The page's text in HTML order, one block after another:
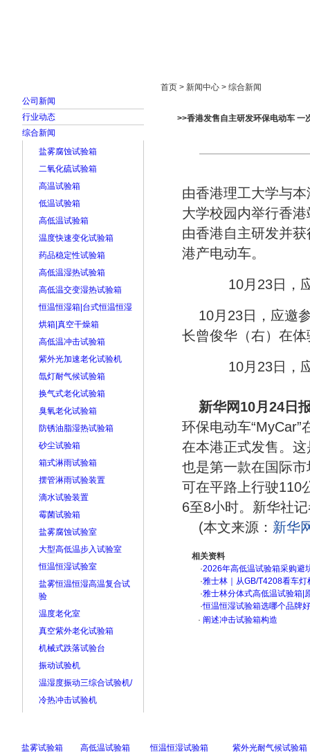
公司新闻
行业动态
综合新闻
盐雾腐蚀试验箱
二氧化硫试验箱
高温试验箱
低温试验箱
高低温试验箱
温度快速变化试验箱
药品稳定性试验箱
高低温湿热试验箱
高低温交变湿热试验箱
恒温恒湿箱|台式恒温恒湿
烘箱|真空干燥箱
高低温冲击试验箱
紫外光加速老化试验机
氙灯耐气候试验箱
换气式老化试验箱
臭氧老化试验箱
防锈油脂湿热试验箱
砂尘试验箱
箱式淋雨试验箱
摆管淋雨试验装置
滴水试验装置
霉菌试验箱
盐雾腐蚀试验室
大型高低温步入试验室
恒温恒湿试验室
盐雾恒温恒湿高温复合试
验
温度老化室
真空紫外老化试验箱
机械式跌落试验台
振动试验机
温湿度振动三综合试验机/
冷热冲击试验机
首页 > 新闻中心 > 综合新闻
>>香港发售自主研发环保电动车 一
由香港理工大学与
大学校园内举行香
由香港自主研发并
港产电动车。
10月23日，
10月23日，应邀
长曾俊华（右）在
10月23日，
新华网10月24日
环保电动车
在本港正式发售。
也是第一款在国际
可在平路上行驶110
6至8小时。新华社
(本文来源： 新华
相关资料
·2026年高低温试验箱采购
·雅士林｜从GB/T4208看车
·雅士林分体式高低温试验箱|
·恒温恒湿试验箱选哪个品牌
· 阐述冲击试验箱构造
盐雾试验箱 高低温试验箱 恒温恒湿试验箱
紫外光耐气候试验箱